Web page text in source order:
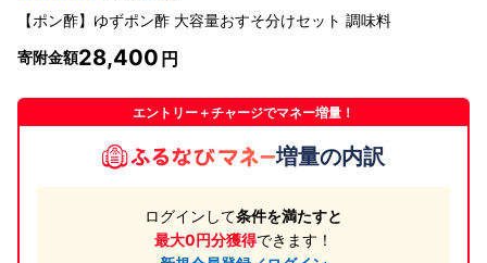
【ポン酢】ゆずポン酢 大容量おすそ分けセット 調味料
寄附金額28,400
エントリー＋チャージでマネー増量！
増量の内訳
ログインして条件を満たすと
最大0円分獲得できます！